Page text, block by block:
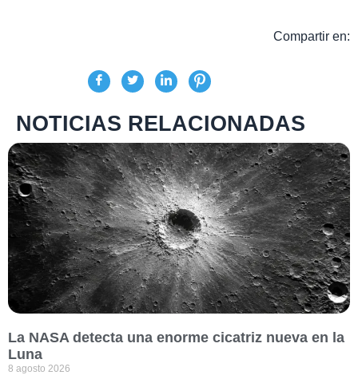
Compartir en:
NOTICIAS RELACIONADAS
La NASA detecta una enorme cicatriz nueva en la
Luna
8 agosto 2026